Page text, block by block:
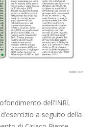
dell’INRL
a seguito della